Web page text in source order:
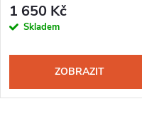
1 650 Kč
Skladem
ZOBRAZIT